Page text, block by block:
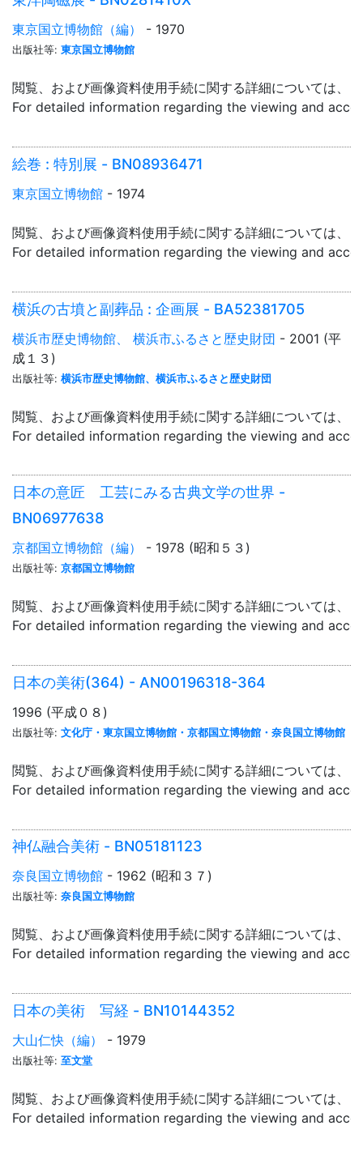
東京国立博物館（編） - 1970
出版社等: 東京国立博物館
閲覧、および画像資料使用手続に関する詳細については、「
For detailed information regarding the viewing and
絵巻 : 特別展 - BN08936471
東京国立博物館 - 1974
閲覧、および画像資料使用手続に関する詳細については、「
For detailed information regarding the viewing and
横浜の古墳と副葬品 : 企画展 - BA52381705
横浜市歴史博物館、 横浜市ふるさと歴史財団 - 2001 (平
成１３)
出版社等: 横浜市歴史博物館、横浜市ふるさと歴史財団
閲覧、および画像資料使用手続に関する詳細については、「
For detailed information regarding the viewing and
日本の意匠 工芸にみる古典文学の世界 -
BN06977638
京都国立博物館（編） - 1978 (昭和５３)
出版社等: 京都国立博物館
閲覧、および画像資料使用手続に関する詳細については、「
For detailed information regarding the viewing and
日本の美術(364) - AN00196318-364
1996 (平成０８)
出版社等: 文化庁・東京国立博物館・京都国立博物館・奈良国立博物館
閲覧、および画像資料使用手続に関する詳細については、「
For detailed information regarding the viewing and
神仏融合美術 - BN05181123
奈良国立博物館 - 1962 (昭和３７)
出版社等: 奈良国立博物館
閲覧、および画像資料使用手続に関する詳細については、「
For detailed information regarding the viewing and
日本の美術 写経 - BN10144352
大山仁快（編） - 1979
出版社等: 至文堂
閲覧、および画像資料使用手続に関する詳細については、「
For detailed information regarding the viewing and